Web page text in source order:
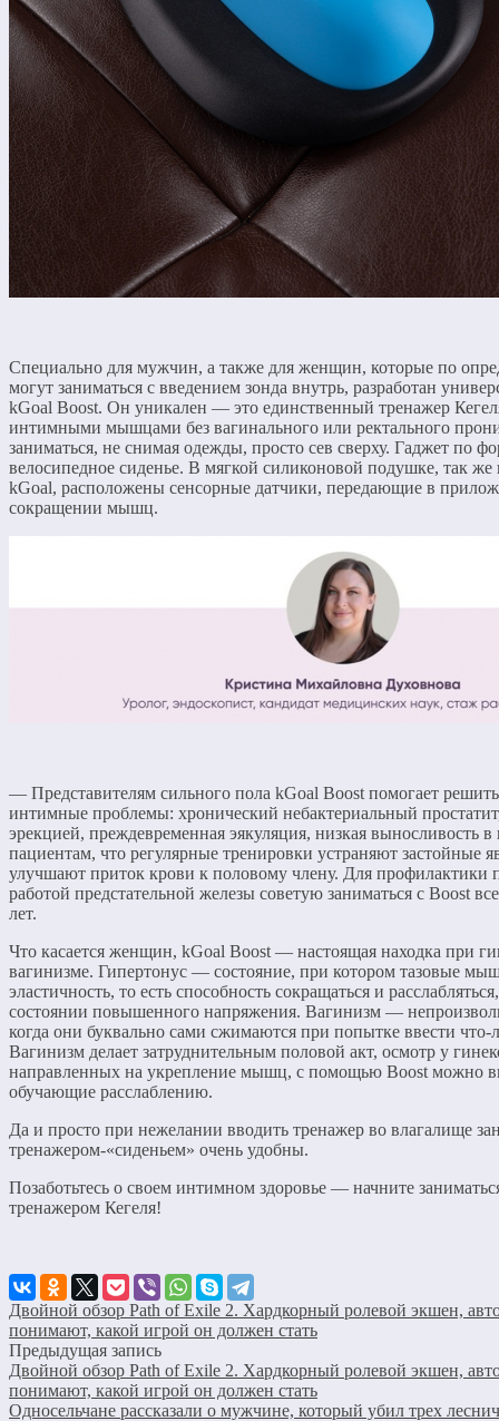
Специально для мужчин, а также для женщин, которые по
могут заниматься с введением зонда внутрь, разработан
kGoal Boost. Он уникален — это единственный тренажер
интимными мышцами без вагинального или ректального
заниматься, не снимая одежды, просто сев сверху. Гаджет по
велосипедное сиденье. В мягкой силиконовой подушке, так же
kGoal, расположены сенсорные датчики, передающие в
сокращении мышц.
— Представителям сильного пола kGoal Boost помогает
интимные проблемы: хронический небактериальный
эрекцией, преждевременная эякуляция, низкая выносливость
пациентам, что регулярные тренировки устраняют застойные
улучшают приток крови к половому члену. Для профилактики
работой предстательной железы советую заниматься с Boost
лет.
Что касается женщин, kGoal Boost — настоящая находка при
вагинизме. Гипертонус — состояние, при котором тазовые
эластичность, то есть способность сокращаться и
состоянии повышенного напряжения. Вагинизм —
когда они буквально сами сжимаются при попытке ввести что-
Вагинизм делает затруднительным половой акт, осмотр у
направленных на укрепление мышц, с помощью Boost можно
обучающие расслаблению.
Да и просто при нежелании вводить тренажер во влагалище
тренажером-«сиденьем» очень удобны.
Позаботьтесь о своем интимном здоровье — начните
тренажером Кегеля!
Двойной обзор Path of Exile 2. Хардкорный ролевой экшен,
понимают, какой игрой он должен стать
Предыдущая запись
Двойной обзор Path of Exile 2. Хардкорный ролевой экшен,
понимают, какой игрой он должен стать
Односельчане рассказали о мужчине, который убил трех